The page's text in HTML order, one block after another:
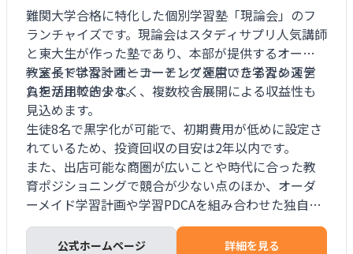
難関大学合格に特化した個別学習塾「現論会」のフ
ランチャイズです。現論会はスタディサプリ人気講師
と東大生が作った塾であり、本部が提供するオーダ
ーメイド学習計画とコーチングを用いた学習システ
ムを活用できます。
教室長ではなくオーナーとして運営できるため運営
負担が比較的少なく、複数校舎展開による収益性も
見込めます。
生徒8名で黒字化が可能で、初期費用が低めに設定さ
れているため、投資回収の目安は2年以内です。
また、出店可能な商圏が広いことや時代に合った教
育ポジショニングで競合が少ない点のほか、オーダ
ーメイド学習計画や学習PDCAを組み合わせた独自の
教育手法により、生徒の成績向上を図る仕組みが整
えられています 。
公式ホームページ 詳細を見る